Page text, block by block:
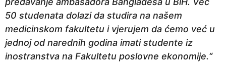
50 studenata dolazi da studira na našem
medicinskom fakultetu i vjerujem da ćemo već u
jednoj od narednih godina imati studente iz
inostranstva na Fakultetu poslovne ekonomije.“